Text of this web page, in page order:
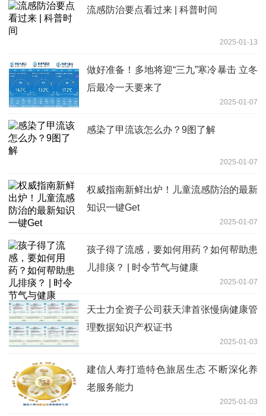
流感防治要点看过来 | 科普时间
2025-01-13
做好准备！多地将迎“三九”寒冷暴击 立冬
后最冷一天要来了
2025-01-07
感染了甲流该怎么办？9图了解
2025-01-07
权威指南新鲜出炉！儿童流感防治的最新
知识一键Get
2025-01-07
孩子得了流感，要如何用药？如何帮助患
儿排痰？ | 时令节气与健康
2025-01-07
天士力全资子公司获天津首张慢病健康管
理数据知识产权证书
2025-01-03
建信人寿打造特色旅居生态 不断深化养
老服务能力
2025-01-03